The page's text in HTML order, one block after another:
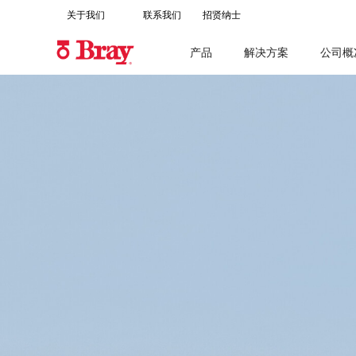
关于我们 联系我们 招贤纳士
产品 解决方案 公司概